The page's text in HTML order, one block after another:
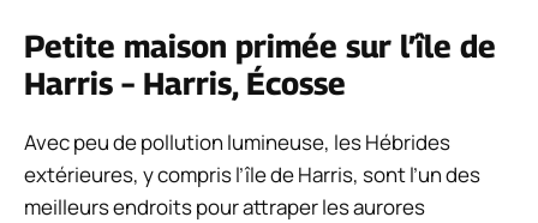
Petite maison primée sur l’île de
Harris – Harris, Écosse
Avec peu de pollution lumineuse, les Hébrides
extérieures, y compris l’île de Harris, sont l’un des
meilleurs endroits pour attraper les aurores